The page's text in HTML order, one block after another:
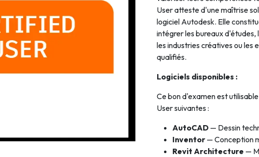
User atteste d'une maîtrise
logiciel Autodesk. Elle
intégrer les bureaux d'études,
les industries créatives ou les
qualifiés.
Logiciels disponibles :
Ce bon d'examen est
User suivantes :
AutoCAD — Dessin
Inventor — Conception
Revit Architecture —